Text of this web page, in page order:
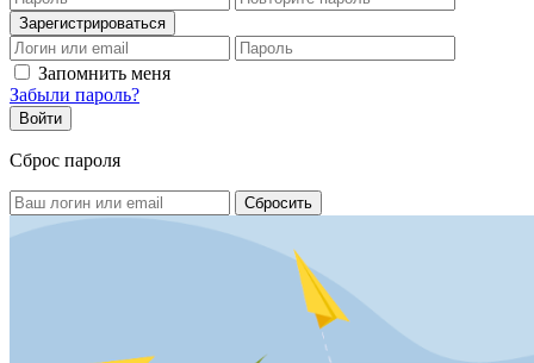
Запомнить меня
Забыли пароль?
Сброс пароля